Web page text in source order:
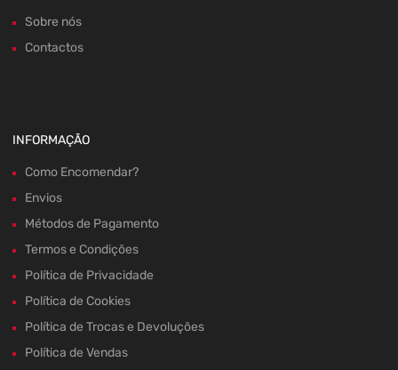
Sobre nós
Contactos
INFORMAÇÃO
Como Encomendar?
Envios
Métodos de Pagamento
Termos e Condições
Política de Privacidade
Política de Cookies
Política de Trocas e Devoluções
Política de Vendas